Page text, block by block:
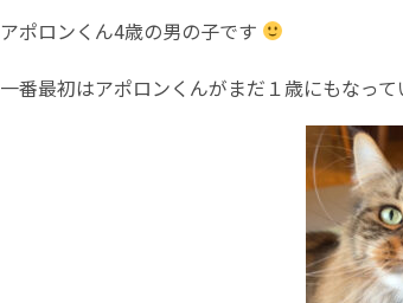
アポロンくん4歳の男の子です
一番最初はアポロンくんがまだ１歳にもなっ